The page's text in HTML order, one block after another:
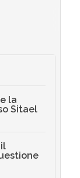
la
Sitael